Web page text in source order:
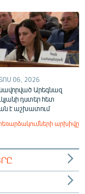
06, 2026
Արեգնազ
դստեր հետ
է աշխատում
արխիվը